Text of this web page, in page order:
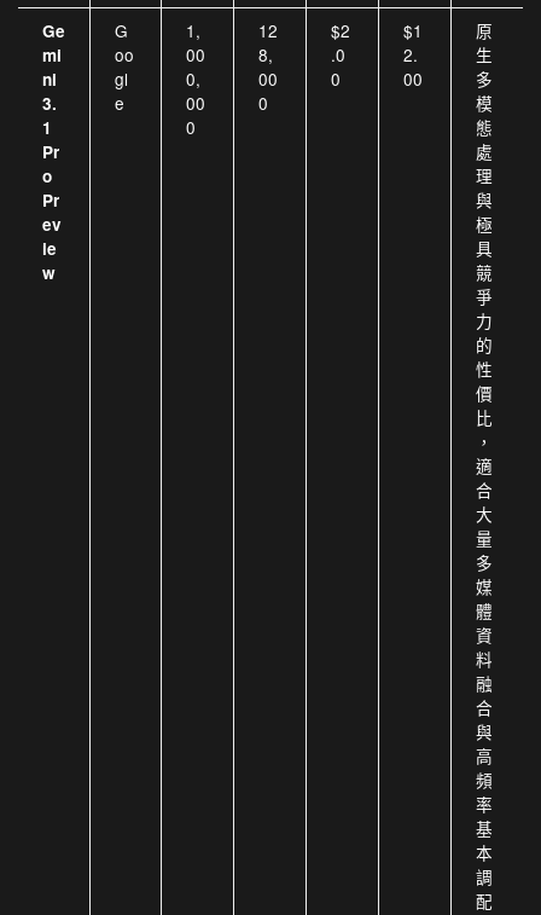
Ge
mi
ni
3.
1
Pr
o
Pr
ev
ie
w
G
oo
gl
e
1,
00
0,
00
0
12
8,
00
0
$2
.0
0
$1
2.
00
原
生
多
模
態
處
理
與
極
具
競
爭
力
的
性
價
比
，
適
合
大
量
多
媒
體
資
料
融
合
與
高
頻
率
基
本
調
配